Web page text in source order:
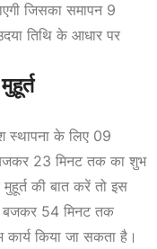
जिसका समापन 9
तिथि के आधार पर
स्थापना के लिए 09
23 मिनट तक का शुभ
की बात करें तो इस
बजकर 54 मिनट तक
किया जा सकता है।